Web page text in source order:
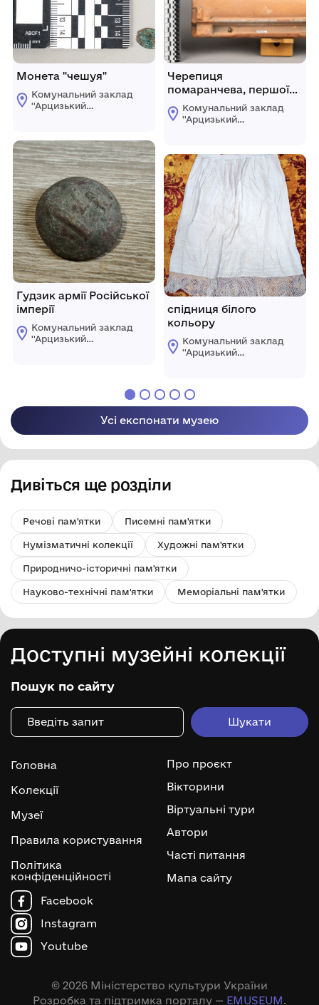
Монета "чешуя"
Комунальний заклад
''Арцизький
Арцизької міської
ради
Гудзик армії Російської
імперії
Комунальний заклад
''Арцизький
Черепиця
помаранчева, першої
половини ХХ ст
Комунальний заклад
''Арцизький
Арцизької міської
ради
спідниця білого
кольору
Комунальний заклад
''Арцизький
ради
Усі експонати музею
Дивіться ще розділи
Речові пам'ятки Писемні пам'ятки
Нумізматичні колекції Художні пам'ятки
Природничо-історичні пам'ятки
Науково-технічні пам'ятки Меморіальні пам'ятки
Доступні музейні колекції
Пошук по сайту
Головна
Колекції
Музеї
Правила користування
Політика
конфіденційності
Про проєкт
Вікторини
Віртуальні тури
Автори
Часті питання
Мапа сайту
Facebook
Instagram
Youtube
© 2026 Міністерство культури України
Розробка та підтримка порталу — EMUSEUM.